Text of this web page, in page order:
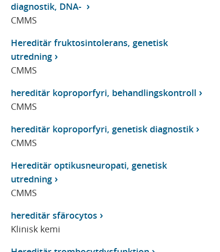
diagnostik, DNA-
CMMS
Hereditär fruktosintolerans, genetisk
utredning
CMMS
hereditär koproporfyri, behandlingskontroll
CMMS
hereditär koproporfyri, genetisk diagnostik
CMMS
Hereditär optikusneuropati, genetisk
utredning
CMMS
hereditär sfärocytos
Klinisk kemi